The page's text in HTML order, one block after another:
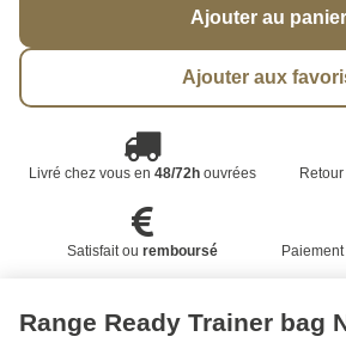
Ajouter au panier
Ajouter aux
Livré chez vous en 48/72houvrées
Satisfait ou remboursé
Range Ready Trainer bag